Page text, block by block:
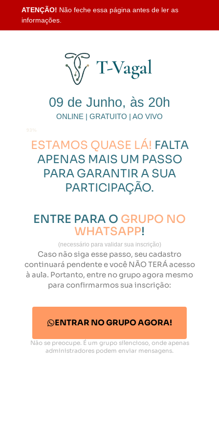
ATENÇÃO! Não feche essa página antes de ler as
informações.
09 de Junho, às 20h
ONLINE | GRATUITO | AO VIVO
SUA INSCRIÇÃO AINDA NÃO FOI CONFIRMADA!
93%
ESTAMOS QUASE LÁ! FALTA
APENAS MAIS UM PASSO
PARA GARANTIR A SUA
PARTICIPAÇÃO.
ENTRE PARA O GRUPO NO
WHATSAPP!
(necessário para validar sua inscrição)
Caso não siga esse passo, seu cadastro
continuará pendente e você NÃO TERÁ acesso
à aula. Portanto, entre no grupo agora mesmo
para confirmarmos sua inscrição:
ENTRAR NO GRUPO AGORA!
Não se preocupe. É um grupo silencioso, onde apenas
administradores podem enviar mensagens.